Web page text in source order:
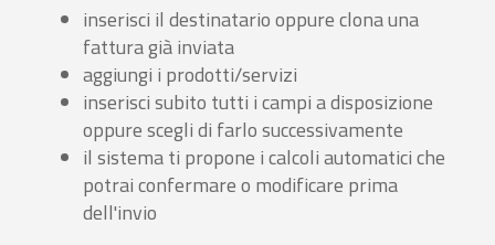
inserisci il destinatario oppure clona una
fattura già inviata
aggiungi i prodotti/servizi
inserisci subito tutti i campi a disposizione
oppure scegli di farlo successivamente
il sistema ti propone i calcoli automatici che
potrai confermare o modificare prima
dell'invio